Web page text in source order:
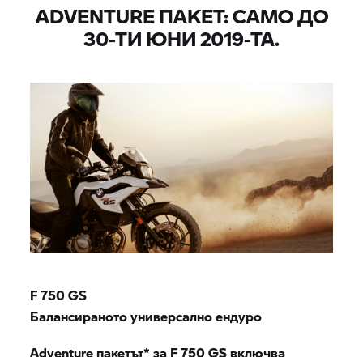
ADVENTURE ПАКЕТ: САМО ДО
30-ТИ ЮНИ 2019-ТА.
F 750 GS
Балансираното универсално ендуро
Adventure пакетът* за F 750 GSвключва